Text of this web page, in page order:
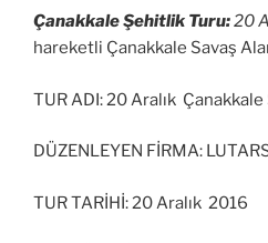
Çanakkale Şehitlik Turu:20
hareketli Çanakkale Savaş
TUR ADI: 20 Aralık
DÜZENLEYEN FİRMA:
TUR TARİHİ: 20 Aralık 2016